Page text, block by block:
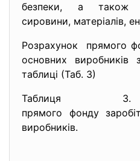
безпеки, а також
сировини, матеріалів,
Розрахунок прямого
основних виробників
таблиці (Таб. 3)
Таблиця 3.
прямого фонду
виробників.